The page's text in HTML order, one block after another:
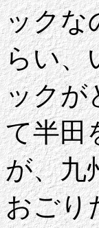
ックな
らい、
ックが
て半田
が、九
おごり